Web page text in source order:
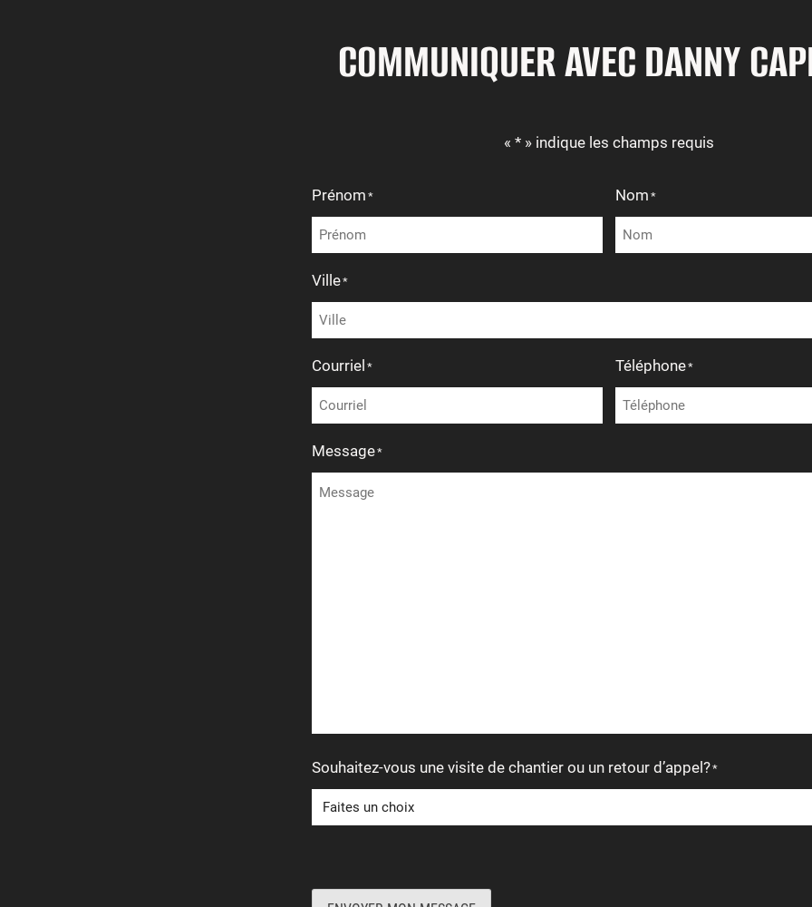
COMMUNIQUER AVEC DANNY
« * » indique les champs requis
Prénom * Nom *
Ville*
Courriel * Téléphone*
Message*
Souhaitez-vous une visite de chantier ou un retour d’appel?*